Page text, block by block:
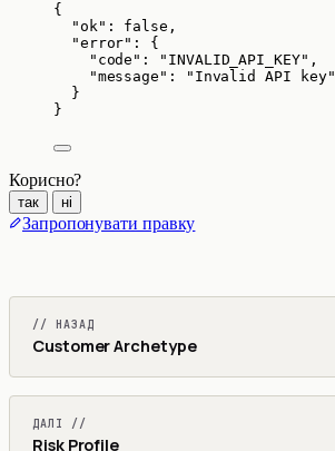
{
"ok" : false ,
"error" : {
"code" : " INVALID_API_KEY" ,
"message" : " Invalid API key"
}
}
Корисно?
так ні
Запропонувати правку
// НАЗАД
Customer Archetype
ДАЛІ //
Risk Profile